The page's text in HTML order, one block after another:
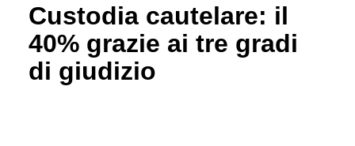
Custodia cautelare: il
40% grazie ai tre gradi
di giudizio